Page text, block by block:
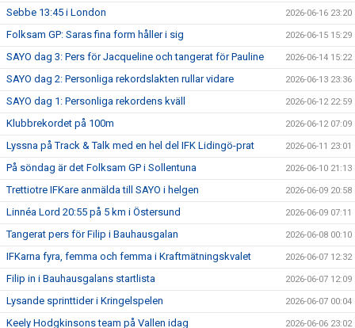
Sebbe 13:45 i London 2026-06-16 23:20
Folksam GP: Saras fina form håller i sig 2026-06-15 15:29
SAYO dag 3: Pers för Jacqueline och tangerat för Pauline 2026-06-14 15:22
SAYO dag 2: Personliga rekordslakten rullar vidare 2026-06-13 23:36
SAYO dag 1: Personliga rekordens kväll 2026-06-12 22:59
Klubbrekordet på 100m 2026-06-12 07:09
Lyssna på Track & Talk med en hel del IFK Lidingö-prat 2026-06-11 23:01
På söndag är det Folksam GP i Sollentuna 2026-06-10 21:13
Trettiotre IFKare anmälda till SAYO i helgen 2026-06-09 20:58
Linnéa Lord 20:55 på 5 km i Östersund 2026-06-09 07:11
Tangerat pers för Filip i Bauhausgalan 2026-06-08 00:10
IFKarna fyra, femma och femma i Kraftmätningskvalet 2026-06-07 12:32
Filip in i Bauhausgalans startlista 2026-06-07 12:09
Lysande sprinttider i Kringelspelen 2026-06-07 00:04
Keely Hodgkinsons team på Vallen idag 2026-06-06 23:02